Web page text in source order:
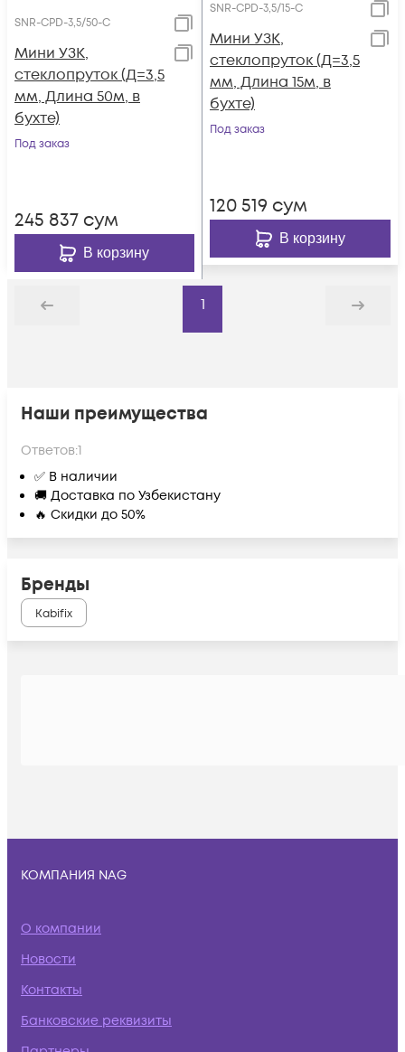
SNR-CPD-3,5/50-C
Мини УЗК,
стеклопруток (Д=3,5
мм, Длина 50м, в
бухте)
Под заказ
245 837 сум
В корзину
SNR-CPD-3,5/15-C
Мини УЗК,
стеклопруток (Д=3,5
мм, Длина 15м, в
бухте)
Под заказ
120 519 сум
В корзину
Назад
1
Дальше
Наши преимущества
Ответов:1
✅ В наличии
🚚 Доставка по Узбекистану
🔥 Скидки до 50%
Бренды
Kabifix
КОМПАНИЯ NAG
О компании
Новости
Контакты
Банковские реквизиты